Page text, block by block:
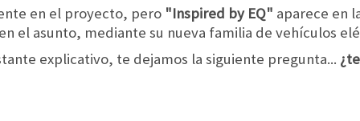
en el proyecto, pero "Inspired by EQ" aparece en
en el asunto, mediante su nueva familia de vehículos
explicativo, te dejamos la siguiente pregunta...